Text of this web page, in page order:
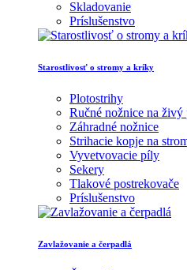
Skladovanie
Príslušenstvo
Starostlivosť o stromy a kríky
Plotostrihy
Ručné nožnice na živý
Záhradné nožnice
Strihacie kopje na
Vyvetvovacie píly
Sekery
Tlakové postrekovače
Príslušenstvo
Zavlažovanie a čerpadlá